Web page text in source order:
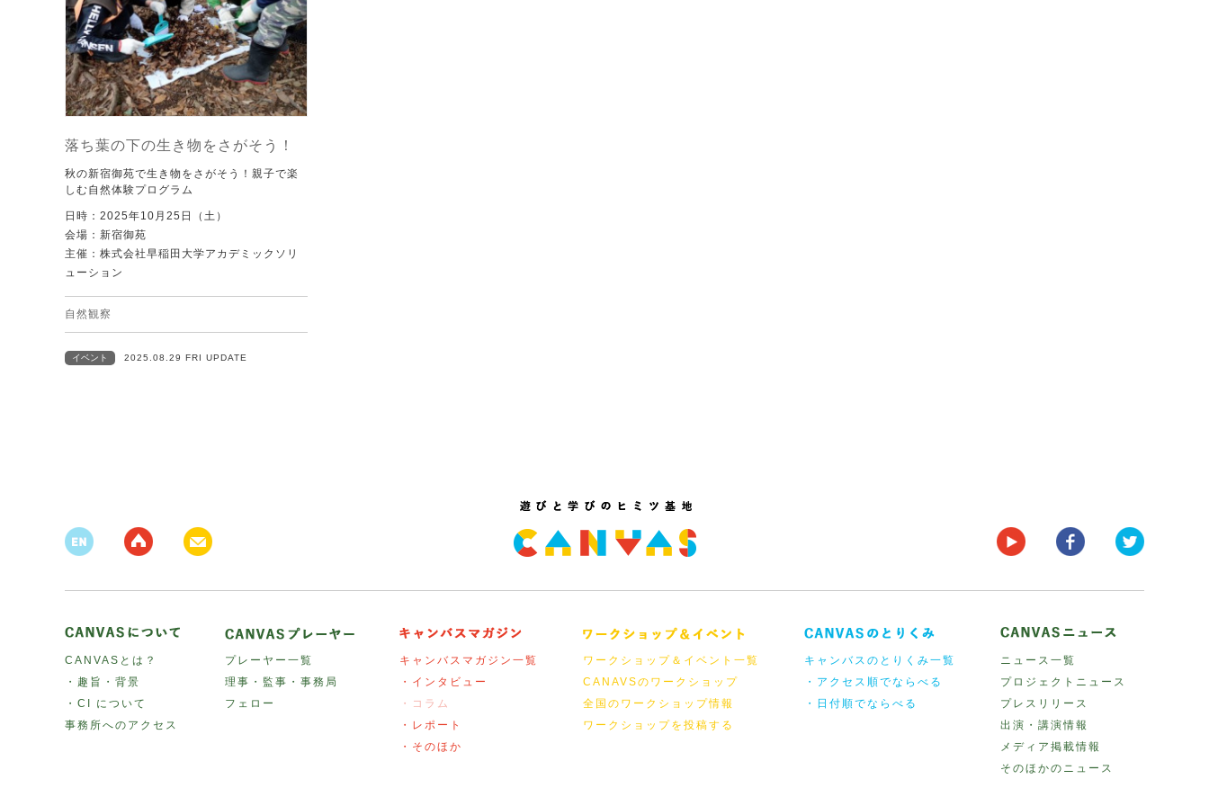
落ち葉の下の生き物をさがそう！
秋の新宿御苑で生き物をさがそう！親子で楽
しむ自然体験プログラム
日時：2025年10月25日（土）
会場：新宿御苑
主催：株式会社早稲田大学アカデミックソリ
ューション
自然観察
イベント 2025.08.29 FRI UPDATE
CANVASとは？
・趣旨・背景
・CI について
事務所へのアクセス
プレーヤー一覧
理事・監事・事務局
フェロー
キャンバスマガジン一覧
・インタビュー
・コラム
・レポート
・そのほか
ワークショップ＆イベント一覧
CANAVSのワークショップ
全国のワークショップ情報
ワークショップを投稿する
キャンバスのとりくみ一覧
・アクセス順でならべる
・日付順でならべる
ニュース一覧
プロジェクトニュース
プレスリリース
出演・講演情報
メディア掲載情報
そのほかのニュース